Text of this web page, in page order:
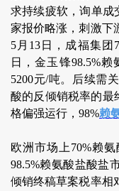
求持续疲软，询单成
家报价略涨，刺激下
5月13日，成福集团
日，金玉锋98.5%
5200元/吨。后续需
酸的反倾销税率的最
格偏强运行，98%赖
欧洲市场上70%赖氨
98.5%赖氨酸盐酸盐
倾销终稿草案税率相